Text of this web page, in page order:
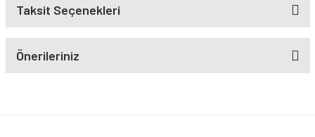
Taksit Seçenekleri
Önerileriniz